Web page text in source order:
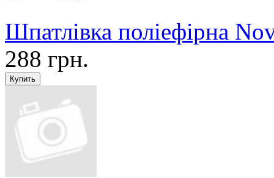
Шпатлівка поліефірна
288 грн.